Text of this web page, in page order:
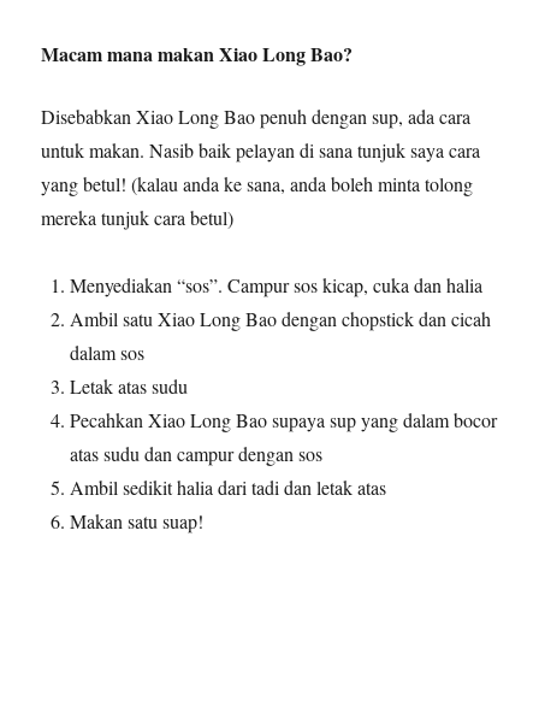
Macam mana makan Xiao Long Bao?
Disebabkan Xiao Long Bao penuh dengan sup, ada cara
untuk makan. Nasib baik pelayan di sana tunjuk saya cara
yang betul! (kalau anda ke sana, anda boleh minta tolong
mereka tunjuk cara betul)
Menyediakan “sos”. Campur sos kicap, cuka dan halia
Ambil satu Xiao Long Bao dengan chopstick dan cicah
dalam sos
Letak atas sudu
Pecahkan Xiao Long Bao supaya sup yang dalam bocor
atas sudu dan campur dengan sos
Ambil sedikit halia dari tadi dan letak atas
Makan satu suap!